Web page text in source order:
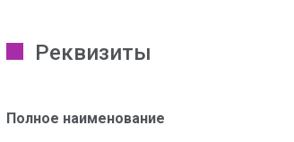
Реквизиты
Полное наименование